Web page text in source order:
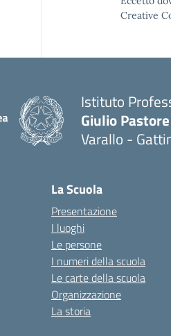
Creative
Istituto
Giulio Pastore
Varallo -
La Scuola
Presentazione
I luoghi
Le persone
I numeri della scuola
Le carte della scuola
Organizzazione
La storia